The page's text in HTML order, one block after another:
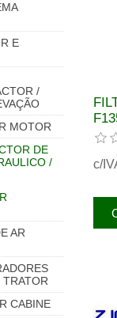
E
/
MOTOR
DE
/
AR
TRATOR
CABINE
c/